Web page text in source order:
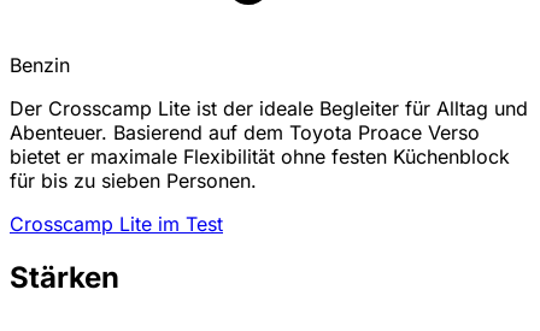
Benzin
Der Crosscamp Lite ist der ideale Begleiter für Alltag und
Abenteuer. Basierend auf dem Toyota Proace Verso
bietet er maximale Flexibilität ohne festen Küchenblock
für bis zu sieben Personen.
Crosscamp Lite im Test
Stärken